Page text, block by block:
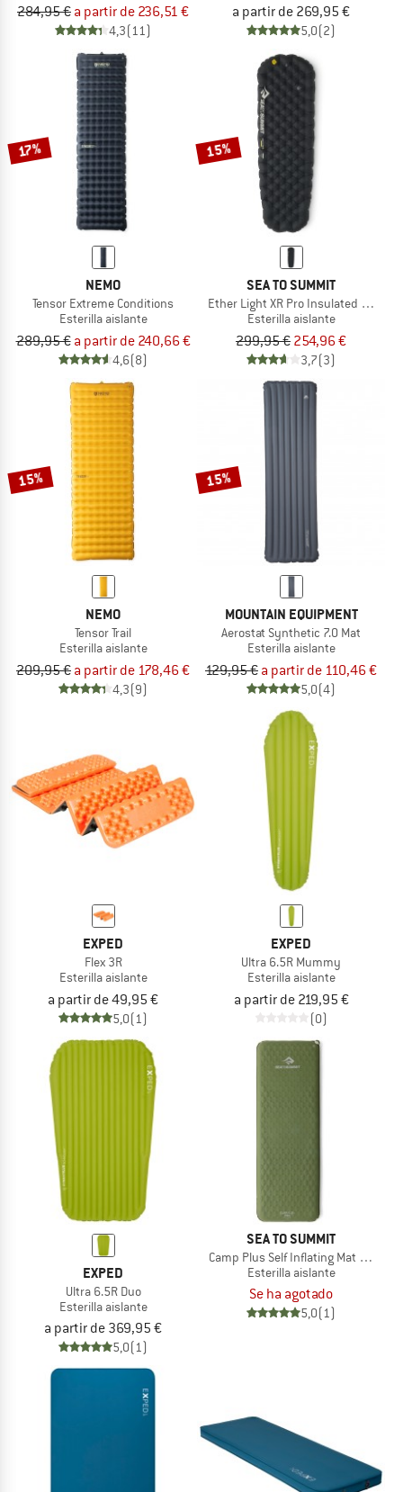
284,95 € a partir de 236,51 €
4,3(11)
a partir de 269,95 €
5,0(2)
17%
NEMO
Tensor Extreme Conditions
Esterilla aislante
289,95 € a partir de 240,66 €
4,6(8)
15%
SEA TO SUMMIT
Ether Light XR Pro Insulated ASC Mat
Esterilla aislante
299,95 € 254,96 €
3,7(3)
15%
NEMO
Tensor Trail
Esterilla aislante
209,95 € a partir de 178,46 €
4,3(9)
15%
MOUNTAIN EQUIPMENT
Aerostat Synthetic 7.0 Mat
Esterilla aislante
129,95 € a partir de 110,46 €
5,0(4)
EXPED
Flex 3R
Esterilla aislante
a partir de 49,95 €
5,0(1)
EXPED
Ultra 6.5R Mummy
Esterilla aislante
a partir de 219,95 €
(0)
EXPED
Ultra 6.5R Duo
Esterilla aislante
a partir de 369,95 €
5,0(1)
SEA TO SUMMIT
Camp Plus Self Inflating Mat
Esterilla aislante
Se ha agotado
5,0(1)